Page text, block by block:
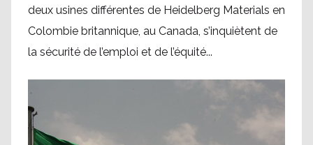
deux usines différentes de Heidelberg Materials en
Colombie britannique, au Canada, s’inquiètent de
la sécurité de l’emploi et de l’équité...